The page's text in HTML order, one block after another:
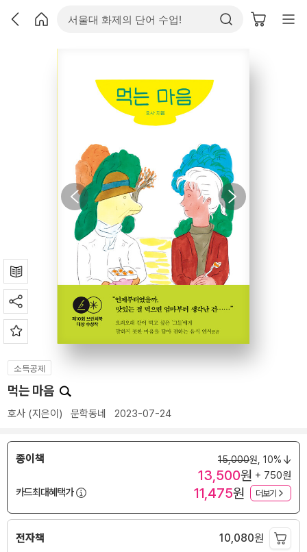
소득공제
먹는 마음
호사 (지은이) 문학동네 2023-07-24
종이책 15,000원, 10%
13,500원 + 750원
카드최대혜택가
11,475원 더보기
전자책 10,080원